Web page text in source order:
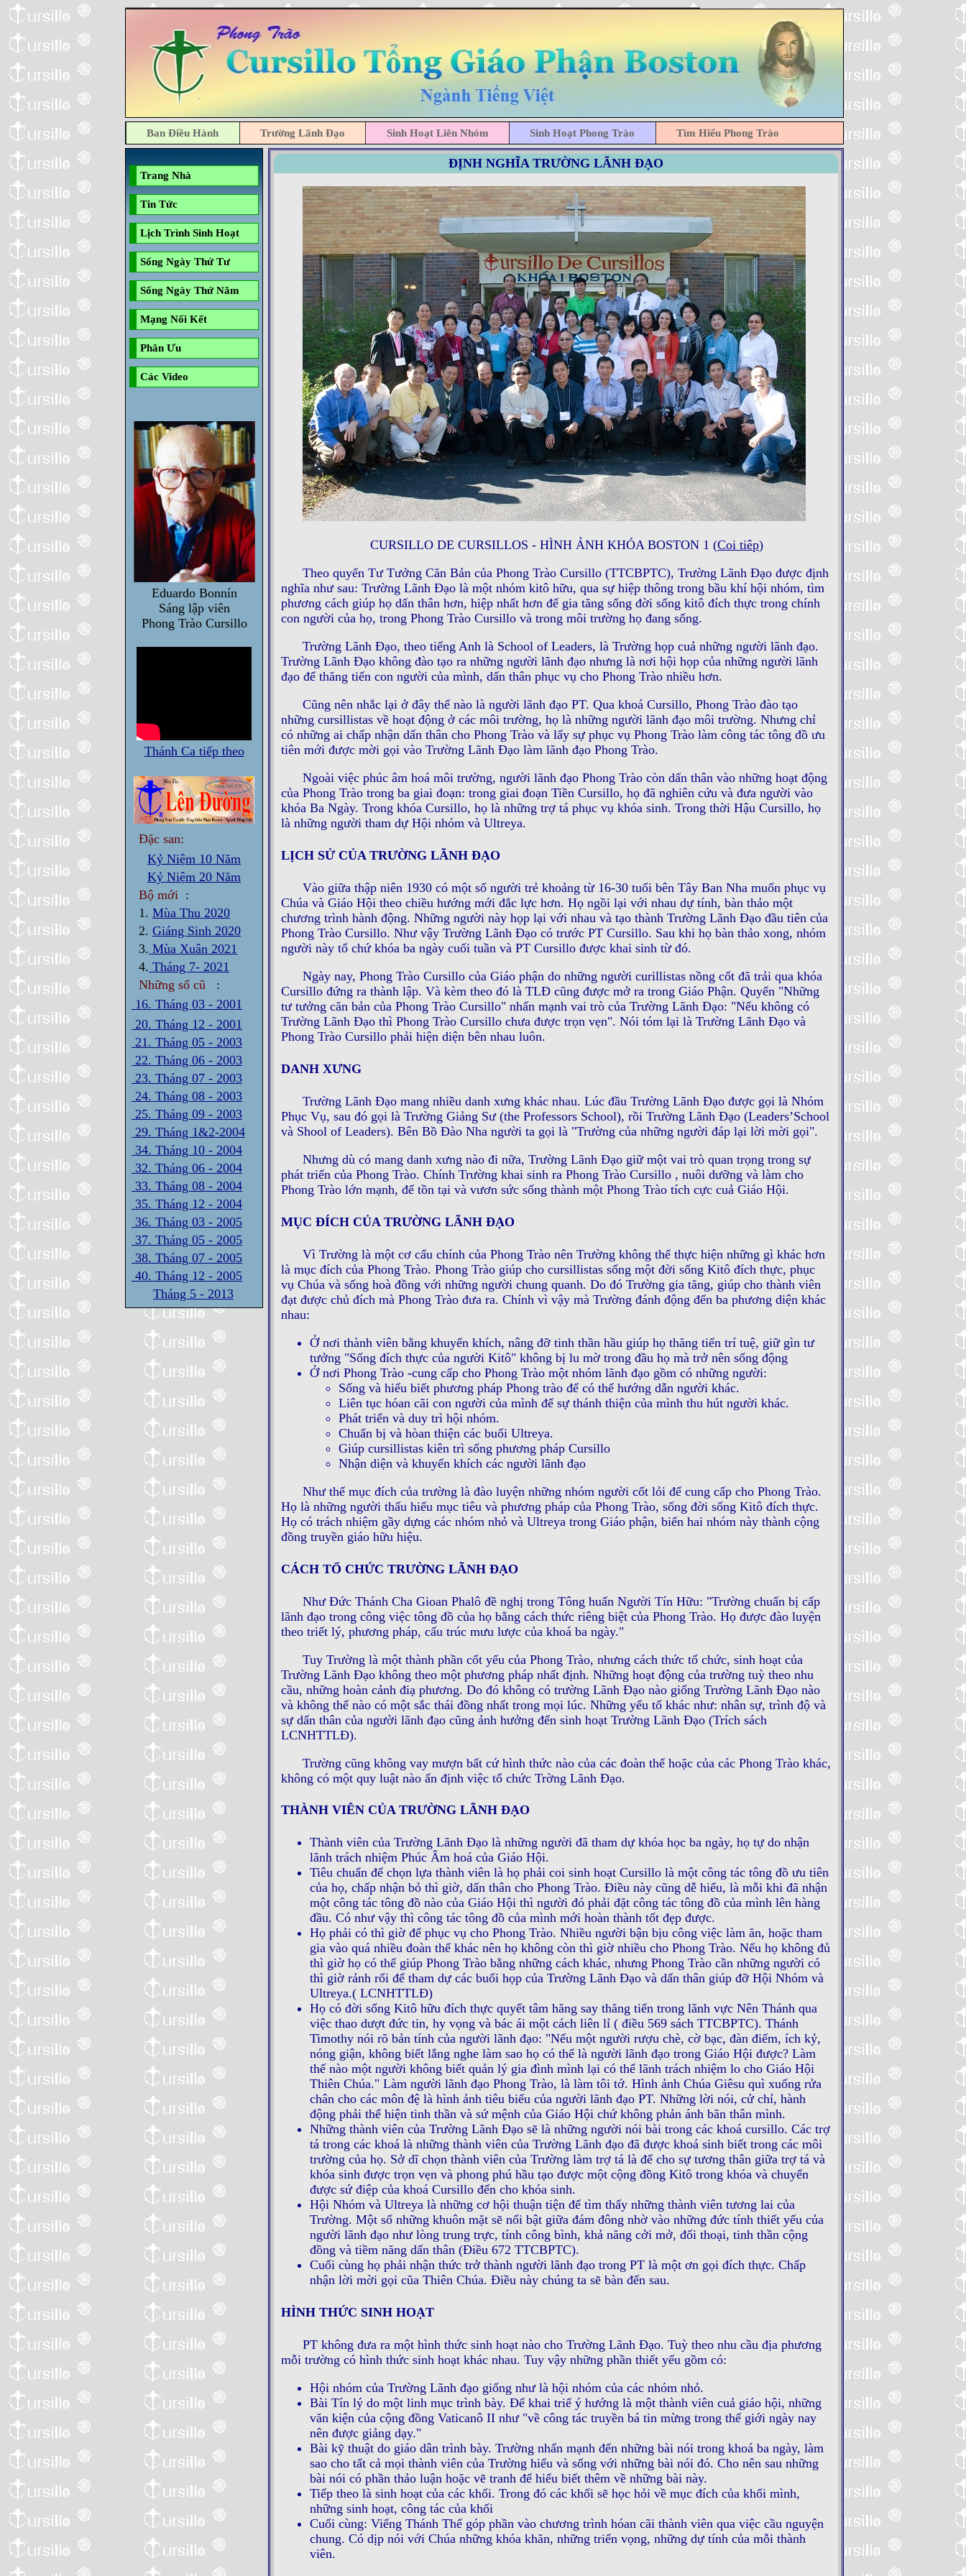
Ban Điều Hành Trường Lãnh Đạo Sinh Hoạt Liên Nhóm Sinh Hoạt Phong Trào Tìm Hiểu Phong Trào
Trang Nhà
Tin Tức
Lịch Trình Sinh Hoạt
Sống Ngày Thứ Tư
Sống Ngày Thứ Năm
Mạng Nối Kết
Phân Ưu
Các Video
Eduardo Bonnín
Sáng lập viên
Phong Trào Cursillo
Thánh Ca tiếp theo
Đặc san:
Kỷ Niệm 10 Năm
Kỷ Niệm 20 Năm
Bộ mới :
1. Mùa Thu 2020
2. Giáng Sinh 2020
3. Mùa Xuân 2021
4. Tháng 7- 2021
Những số cũ
:
16. Tháng 03 - 2001
20. Tháng 12 - 2001
21. Tháng 05 - 2003
22. Tháng 06 - 2003
23. Tháng 07 - 2003
24. Tháng 08 - 2003
25. Tháng 09 - 2003
29. Tháng 1&2-2004
34. Tháng 10 - 2004
32. Tháng 06 - 2004
33. Tháng 08 - 2004
35. Tháng 12 - 2004
36. Tháng 03 - 2005
37. Tháng 05 - 2005
38. Tháng 07 - 2005
40. Tháng 12 - 2005
Tháng 5 - 2013
ÐỊNH NGHĨA TRƯỜNG LÃNH ÐẠO
CURSILLO DE CURSILLOS - HÌNH ẢNH KHÓA BOSTON 1 (Coi tiêp)
Theo quyển Tư Tưởng Căn Bản của Phong Trào Cursillo (TTCBPTC), Trường Lãnh Ðạo được định
nghĩa như sau: Trường Lãnh Ðạo là một nhóm kitô hữu, qua sự hiệp thông trong bầu khí hội nhóm, tìm
phương cách giúp họ dấn thân hơn, hiệp nhất hơn để gia tăng sống đời sống kitô đích thực trong chính
con người của họ, trong Phong Trào Cursillo và trong môi trường họ đang sống.
Trường Lãnh Ðạo, theo tiếng Anh là School of Leaders, là Trường họp cuả những người lãnh đạo.
Trường Lãnh Ðạo không đào tạo ra những người lãnh đạo nhưng là nơi hội họp của những người lãnh
đạo để thăng tiến con người của mình, dấn thân phục vụ cho Phong Trào nhiều hơn.
Cũng nên nhắc lại ở đây thế nào là người lãnh đạo PT. Qua khoá Cursillo, Phong Trào đào tạo
những cursillistas về hoạt động ở các môi trường, họ là những người lãnh đạo môi trường. Nhưng chỉ
có những ai chấp nhận dấn thân cho Phong Trào và lấy sự phục vụ Phong Trào làm công tác tông đồ ưu
tiên mới được mời gọi vào Trường Lãnh Ðạo làm lãnh đạo Phong Trào.
Ngoài việc phúc âm hoá môi trường, người lãnh đạo Phong Trào còn dấn thân vào những hoạt động
của Phong Trào trong ba giai đoạn: trong giai đoạn Tiền Cursillo, họ đã nghiên cứu và đưa người vào
khóa Ba Ngày. Trong khóa Cursillo, họ là những trợ tá phục vụ khóa sinh. Trong thời Hậu Cursillo, họ
là những người tham dự Hội nhóm và Ultreya.
LỊCH SỬ CỦA TRƯỜNG LÃNH ÐẠO
Vào giữa thập niên 1930 có một số người trẻ khoảng từ 16-30 tuổi bên Tây Ban Nha muốn phục vụ
Chúa và Giáo Hội theo chiều hướng mới đắc lực hơn. Họ ngồi lại với nhau dự tính, bàn thảo một
chương trình hành động. Những người này họp lại với nhau và tạo thành Trường Lãnh Ðạo đầu tiên của
Phong Trào Cursillo. Như vậy Trường Lãnh Ðạo có trước PT Cursillo. Sau khi họ bàn thảo xong, nhóm
người này tổ chứ khóa ba ngày cuối tuần và PT Cursillo được khai sinh từ đó.
Ngày nay, Phong Trào Cursillo của Giáo phận do những người curillistas nồng cốt đã trải qua khóa
Cursillo đứng ra thành lập. Và kèm theo đó là TLÐ cũng được mở ra trong Giáo Phận. Quyển "Những
tư tưởng căn bản của Phong Trào Cursillo" nhấn mạnh vai trò của Trường Lãnh Ðạo: "Nếu không có
Trường Lãnh Ðạo thì Phong Trào Cursillo chưa được trọn vẹn". Nói tóm lại là Trường Lãnh Ðạo và
Phong Trào Cursillo phải hiện diện bên nhau luôn.
DANH XƯNG
Trường Lãnh Ðạo mang nhiều danh xưng khác nhau. Lúc đầu Trường Lãnh Ðạo được gọi là Nhóm
Phục Vụ, sau đó gọi là Trường Giảng Sư (the Professors School), rồi Trường Lãnh Ðạo (Leaders’School
và Shool of Leaders). Bên Bồ Ðào Nha người ta gọi là "Trường của những người đáp lại lời mời gọi".
Nhưng dù có mang danh xưng nào đi nữa, Trường Lãnh Ðạo giữ một vai trò quan trọng trong sự
phát triển của Phong Trào. Chính Trường khai sinh ra Phong Trào Cursillo , nuôi dưỡng và làm cho
Phong Trào lớn mạnh, để tồn tại và vươn sức sống thành một Phong Trào tích cực cuả Giáo Hội.
MỤC ÐÍCH CỦA TRƯỜNG LÃNH ÐẠO
Vì Trường là một cơ cấu chính của Phong Trào nên Trường không thể thực hiện những gì khác hơn
là mục đích của Phong Trào. Phong Trào giúp cho cursillistas sống một đời sống Kitô đích thực, phục
vụ Chúa và sống hoà đồng với những người chung quanh. Do đó Trường gia tăng, giúp cho thành viên
đạt được chủ đích mà Phong Trào đưa ra. Chính vì vậy mà Trường đánh động đến ba phương diện khác
nhau:
Ở nơi thành viên bằng khuyến khích, nâng đỡ tinh thần hầu giúp họ thăng tiến trí tuệ, giữ gìn tư
tưởng "Sống đích thực của người Kitô" không bị lu mờ trong đầu họ mà trở nên sống động
Ở nơi Phong Trào -cung cấp cho Phong Trào một nhóm lãnh đạo gồm có những người:
Sống và hiểu biết phương pháp Phong trào để có thể hướng dẫn người khác.
Liên tục hóan cãi con người của mình để sự thánh thiện của mình thu hút người khác.
Phát triển và duy trì hội nhóm.
Chuẩn bị và hòan thiện các buổi Ultreya.
Giúp cursillistas kiên trì sống phương pháp Cursillo
Nhận diện và khuyến khích các người lãnh đạo
Như thế mục đích của trường là đào luyện những nhóm người cốt lỏi để cung cấp cho Phong Trào.
Họ là những người thấu hiểu mục tiêu và phương pháp của Phong Trào, sống đời sống Kitô đích thực.
Họ có trách nhiệm gầy dựng các nhóm nhỏ và Ultreya trong Giáo phận, biến hai nhóm này thành cộng
đồng truyền giáo hữu hiệu.
CÁCH TỔ CHỨC TRƯỜNG LÃNH ÐẠO
Như Ðức Thánh Cha Gioan Phalô đề nghị trong Tông huấn Người Tín Hữu: "Trường chuẩn bị cấp
lãnh đạo trong công việc tông đồ của họ bằng cách thức riêng biệt của Phong Trào. Họ được đào luyện
theo triết lý, phương pháp, cấu trúc mưu lược của khoá ba ngày."
Tuy Trường là một thành phần cốt yếu của Phong Trào, nhưng cách thức tổ chức, sinh hoạt của
Trường Lãnh Ðạo không theo một phương pháp nhất định. Những hoạt động của trường tuỳ theo nhu
cầu, những hoàn cảnh điạ phương. Do đó không có trường Lãnh Ðạo nào giống Trường Lãnh Ðạo nào
và không thể nào có một sắc thái đồng nhất trong mọi lúc. Những yếu tố khác như: nhân sự, trình độ và
sự dấn thân của người lãnh đạo cũng ảnh hưởng đến sinh hoạt Trường Lãnh Ðạo (Trích sách
LCNHTTLÐ).
Trường cũng không vay mượn bất cứ hình thức nào của các đoàn thể hoặc của các Phong Trào khác,
không có một quy luật nào ấn định việc tổ chức Trờng Lãnh Ðạo.
THÀNH VIÊN CỦA TRƯỜNG LÃNH ÐẠO
Thành viên của Trường Lãnh Ðạo là những người đã tham dự khóa học ba ngày, họ tự do nhận
lãnh trách nhiệm Phúc Âm hoá của Giáo Hội.
Tiêu chuẩn để chọn lựa thành viên là họ phải coi sinh hoạt Cursillo là một công tác tông đồ ưu tiên
của họ, chấp nhận bỏ thì giờ, dấn thân cho Phong Trào. Ðiều này cũng dễ hiểu, là mỗi khi đã nhận
một công tác tông đồ nào của Giáo Hội thì người đó phải đặt công tác tông đồ của mình lên hàng
đầu. Có như vậy thì công tác tông đồ của mình mới hoàn thành tốt đẹp được.
Họ phải có thì giờ để phục vụ cho Phong Trào. Nhiều người bận bịu công việc làm ăn, hoặc tham
gia vào quá nhiều đoàn thể khác nên họ không còn thì giờ nhiều cho Phong Trào. Nếu họ không đủ
thì giờ họ có thể giúp Phong Trào bằng những cách khác, nhưng Phong Trào cần những người có
thì giờ rảnh rổi để tham dự các buổi họp của Trường Lãnh Ðạo và dấn thân giúp đỡ Hội Nhóm và
Ultreya.( LCNHTTLÐ)
Họ có đời sống Kitô hữu đích thực quyết tâm hăng say thăng tiến trong lãnh vực Nên Thánh qua
việc thao dượt đức tin, hy vọng và bác ái một cách liên lỉ ( điều 569 sách TTCBPTC). Thánh
Timothy nói rõ bản tính của người lãnh đạo: "Nếu một người rượu chè, cờ bạc, đàn điếm, ích kỷ,
nóng giận, không biết lắng nghe làm sao họ có thể là người lãnh đạo trong Giáo Hội được? Làm
thế nào một người không biết quản lý gia đình mình lại có thể lãnh trách nhiệm lo cho Giáo Hội
Thiên Chúa." Làm người lãnh đạo Phong Trào, là làm tôi tớ. Hình ảnh Chúa Giêsu quì xuống rửa
chân cho các môn đệ là hình ảnh tiêu biểu của người lãnh đạo PT. Những lời nói, cử chỉ, hành
động phải thể hiện tinh thần và sứ mệnh của Giáo Hội chứ không phản ánh bãn thân mình.
Những thành viên của Trường Lãnh Ðạo sẽ là những người nói bài trong các khoá cursillo. Các trợ
tá trong các khoá là những thành viên của Trường Lãnh đạo đã được khoá sinh biết trong các môi
trường của họ. Sở dĩ chọn thành viên của Trường làm trợ tá là để cho sự tương thân giữa trợ tá và
khóa sinh được trọn vẹn và phong phú hầu tạo được một cộng đồng Kitô trong khóa và chuyển
được sứ điệp của khoá Cursillo đến cho khóa sinh.
Hội Nhóm và Ultreya là những cơ hội thuận tiện để tìm thấy những thành viên tương lai của
Trường. Một số những khuôn mặt sẽ nổi bật giữa đám đông nhờ vào những đức tính thiết yếu của
người lãnh đạo như lòng trung trực, tính công bình, khả năng cởi mở, đối thoại, tinh thần cộng
đồng và tiềm năng dấn thân (Ðiều 672 TTCBPTC).
Cuối cùng họ phải nhận thức trở thành người lãnh đạo trong PT là một ơn gọi đích thực. Chấp
nhận lời mời gọi cũa Thiên Chúa. Ðiều này chúng ta sẽ bàn đến sau.
HÌNH THỨC SINH HOẠT
PT không đưa ra một hình thức sinh hoạt nào cho Trường Lãnh Ðạo. Tuỳ theo nhu cầu địa phương
mỗi trường có hình thức sinh hoạt khác nhau. Tuy vậy những phần thiết yếu gồm có:
Hội nhóm của Trường Lãnh đạo giống như là hội nhóm của các nhóm nhỏ.
Bài Tín lý do một linh mục trình bày. Ðể khai triể ý hướng là một thành viên cuả giáo hội, những
văn kiện của cộng đồng Vaticanô II như "về công tác truyền bá tin mừng trong thế giới ngày nay
nên được giảng dạy."
Bài kỹ thuật do giáo dân trình bày. Trường nhấn mạnh đến những bài nói trong khoá ba ngày, làm
sao cho tất cả mọi thành viên của Trường hiểu và sống với những bài nói đó. Cho nên sau những
bài nói có phần thảo luận hoặc vẽ tranh để hiểu biết thêm về những bài này.
Tiếp theo là sinh hoạt của các khối. Trong đó các khối sẽ học hỏi về mục đích của khối mình,
những sinh hoạt, công tác của khối
Cuối cùng: Viếng Thánh Thể góp phần vào chương trình hóan cãi thành viên qua việc cầu nguyện
chung. Có dịp nói với Chúa những khóa khăn, những triển vọng, những dự tính của mỗi thành
viên.